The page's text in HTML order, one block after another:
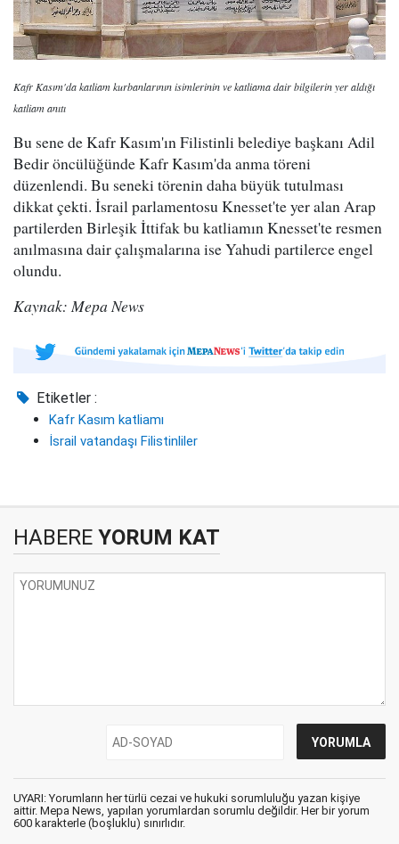
Kafr Kasım'da katliam kurbanlarının isimlerinin ve katliama dair bilgilerin yer aldığı
katliam anıtı
Bu sene de Kafr Kasım'ın Filistinli belediye başkanı Adil
Bedir öncülüğünde Kafr Kasım'da anma töreni
düzenlendi. Bu seneki törenin daha büyük tutulması
dikkat çekti. İsrail parlamentosu Knesset'te yer alan Arap
partilerden Birleşik İttifak bu katliamın Knesset'te resmen
anılmasına dair çalışmalarına ise Yahudi partilerce engel
olundu.
Kaynak: Mepa News
Etiketler :
Kafr Kasım katliamı
İsrail vatandaşı Filistinliler
HABERE YORUM KAT
UYARI: Yorumların her türlü cezai ve hukuki sorumluluğu yazan kişiye
aittir. Mepa News, yapılan yorumlardan sorumlu değildir. Her bir yorum
600 karakterle (boşluklu) sınırlıdır.